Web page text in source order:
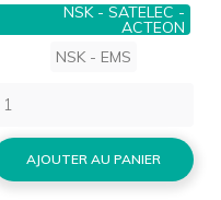
NSK - SATELEC -
ACTEON
NSK - EMS
AJOUTER AU PANIER